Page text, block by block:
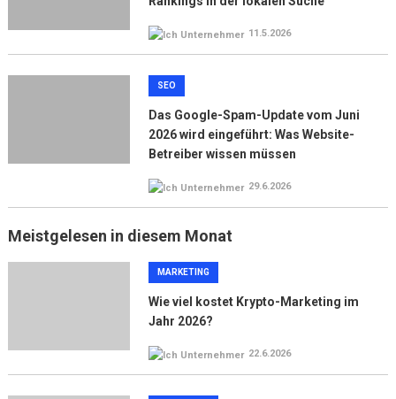
11.5.2026
SEO
Das Google-Spam-Update vom Juni
2026 wird eingeführt: Was Website-
Betreiber wissen müssen
29.6.2026
Meistgelesen in diesem Monat
MARKETING
Wie viel kostet Krypto-Marketing im
Jahr 2026?
22.6.2026